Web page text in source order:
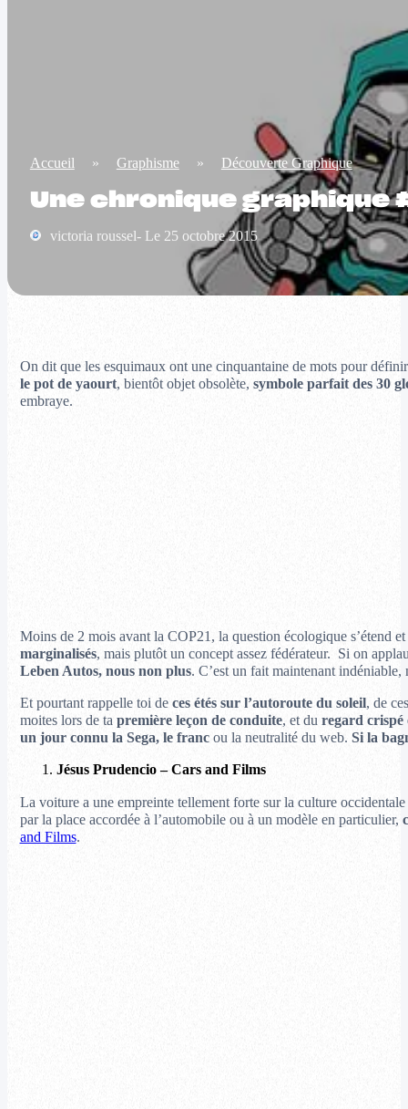
Accueil » Graphisme » Découverte Graphique
Une chronique graphique
victoria roussel- Le 25 octobre 2015
On dit que les esquimaux ont une cinquantaine de mots pour
le pot de yaourt, bientôt objet obsolète, symbole parfait des 30
embraye.
Moins de 2 mois avant la COP21, la question écologique s’étend
marginalisés, mais plutôt un concept assez fédérateur. Si on
Leben Autos, nous non plus. C’est un fait maintenant
Et pourtant rappelle toi de ces étés sur l’autoroute du soleil, de
moites lors de ta première leçon de conduite, et du regard crispé
un jour connu la Sega, le franc ou la neutralité du web. Si la
Jésus Prudencio – Cars and Films
La voiture a une empreinte tellement forte sur la culture
par la place accordée à l’automobile ou à un modèle en particulier,
and Films.